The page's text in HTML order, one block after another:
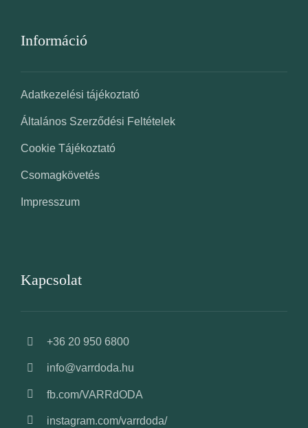
Információ
Adatkezelési tájékoztató
Általános Szerződési Feltételek
Cookie Tájékoztató
Csomagkövetés
Impresszum
Kapcsolat
+36 20 950 6800
info@varrdoda.hu
fb.com/VARRdODA
instagram.com/varrdoda/